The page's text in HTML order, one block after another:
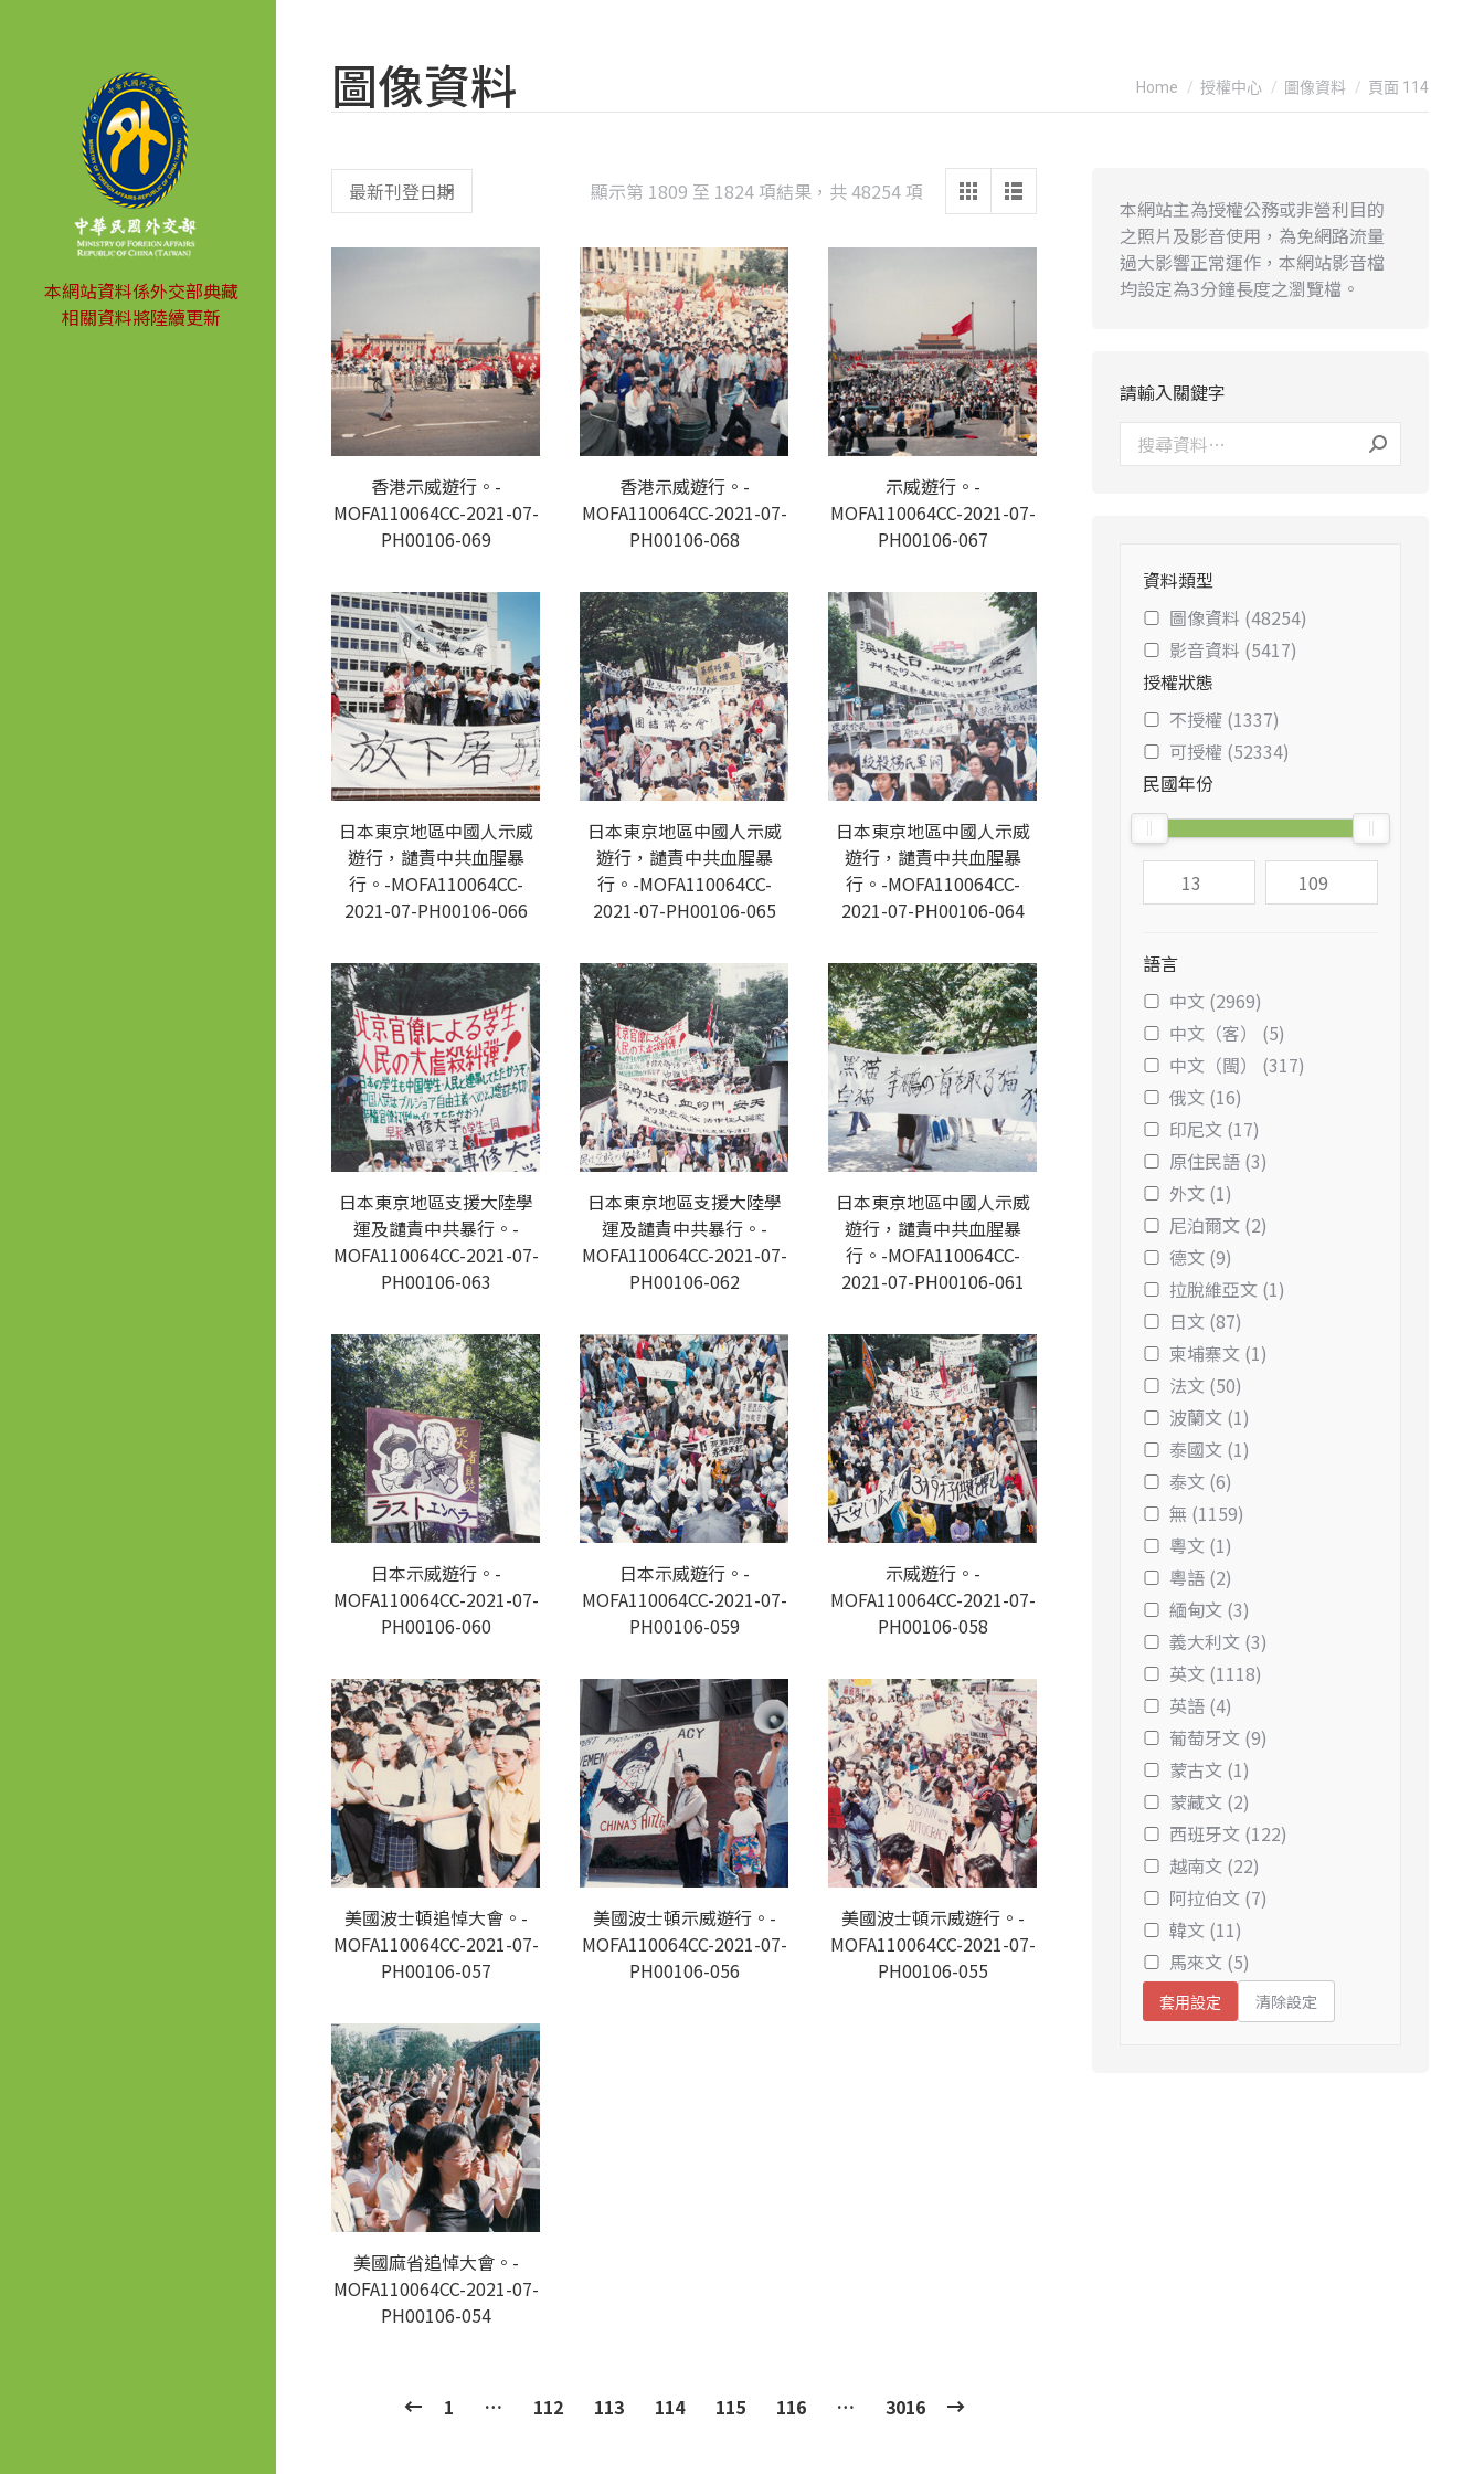
本網站資料係外交部典藏
相關資料將陸續更新
圖像資料 You are here:
Home 授權中心 圖像資料 頁面 114
顯示第 1809 至 1824 項結果，共 48254 項 Sorted
latest
香港示威遊行。-
MOFA110064CC-2021-07-
PH00106-069
香港示威遊行。-
MOFA110064CC-2021-07-
PH00106-068
示威遊行。-
MOFA110064CC-2021-07-
PH00106-067
日本東京地區中國人示威
遊行，譴責中共血腥暴
行。-MOFA110064CC-
2021-07-PH00106-066
日本東京地區中國人示威
遊行，譴責中共血腥暴
行。-MOFA110064CC-
2021-07-PH00106-065
日本東京地區中國人示威
遊行，譴責中共血腥暴
行。-MOFA110064CC-
2021-07-PH00106-064
日本東京地區支援大陸學
運及譴責中共暴行。-
MOFA110064CC-2021-07-
PH00106-063
日本東京地區支援大陸學
運及譴責中共暴行。-
MOFA110064CC-2021-07-
PH00106-062
日本東京地區中國人示威
遊行，譴責中共血腥暴
行。-MOFA110064CC-
2021-07-PH00106-061
日本示威遊行。-
MOFA110064CC-2021-07-
PH00106-060
日本示威遊行。-
MOFA110064CC-2021-07-
PH00106-059
示威遊行。-
MOFA110064CC-2021-07-
PH00106-058
美國波士頓追悼大會。-
MOFA110064CC-2021-07-
PH00106-057
美國波士頓示威遊行。-
MOFA110064CC-2021-07-
PH00106-056
美國波士頓示威遊行。-
MOFA110064CC-2021-07-
PH00106-055
美國麻省追悼大會。-
MOFA110064CC-2021-07-
PH00106-054
1 … 112 113 114 115 116 … 3016
本網站主為授權公務或非營利目的
之照片及影音使用，為免網路流量
過大影響正常運作，本網站影音檔
均設定為3分鐘長度之瀏覽檔。
請輸入關鍵字
資料類型
圖像資料 (48254)
影音資料 (5417)
授權狀態
不授權 (1337)
可授權 (52334)
民國年份
語言
中文 (2969)
中文（客） (5)
中文（閩） (317)
俄文 (16)
印尼文 (17)
原住民語 (3)
外文 (1)
尼泊爾文 (2)
德文 (9)
拉脫維亞文 (1)
日文 (87)
柬埔寨文 (1)
法文 (50)
波蘭文 (1)
泰國文 (1)
泰文 (6)
無 (1159)
粵文 (1)
粵語 (2)
緬甸文 (3)
義大利文 (3)
英文 (1118)
英語 (4)
葡萄牙文 (9)
蒙古文 (1)
蒙藏文 (2)
西班牙文 (122)
越南文 (22)
阿拉伯文 (7)
韓文 (11)
馬來文 (5)
套用設定 清除設定